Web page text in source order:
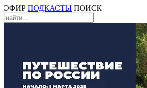
ЭФИР ПОДКАСТЫ ПОИСК